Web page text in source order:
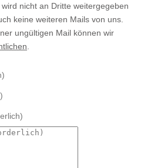
nicht an Dritte weitergegeben
keine weiteren Mails von uns.
ungültigen Mail können wir